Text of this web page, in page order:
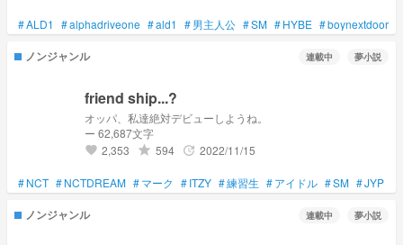
#ALD1 #alphadriveone #ald1 #男主人公 #SM #HYBE #boynextdoor
ノンジャンル 連載中 夢小説
friend ship...?
オッパ、私達絶対デビューしようね。
ー 62,687文字
favorite 2,353 grade 594 update 2022/11/15
#NCT #NCTDREAM #マーク #ITZY #練習生 #アイドル #SM #JYP
ノンジャンル 連載中 夢小説